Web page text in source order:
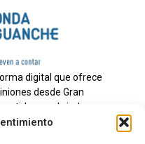
digital que ofrece
desde Gran
con brindar
independiente a